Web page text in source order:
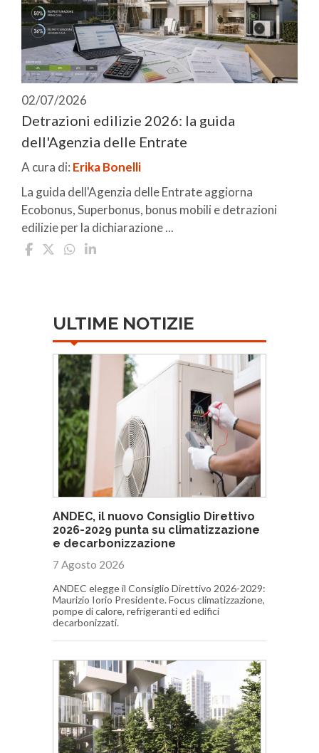
02/07/2026
Detrazioni edilizie 2026: la guida
dell'Agenzia delle Entrate
A cura di: Erika Bonelli
La guida dell'Agenzia delle Entrate aggiorna
Ecobonus, Superbonus, bonus mobili e detrazioni
edilizie per la dichiarazione ...
ULTIME NOTIZIE
ANDEC, il nuovo Consiglio Direttivo
2026-2029 punta su climatizzazione
e decarbonizzazione
7 Agosto 2026
ANDEC elegge il Consiglio Direttivo 2026-2029:
Maurizio Iorio Presidente. Focus climatizzazione,
pompe di calore, refrigeranti ed edifici
decarbonizzati.